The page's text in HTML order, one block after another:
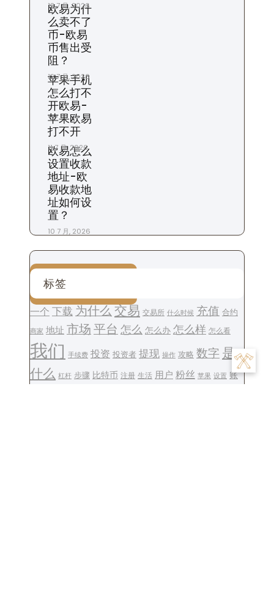
13 7 月, 2026
欧易为什
么卖不了
币-欧易
币售出受
阻？
12 7 月, 2026
苹果手机
怎么打不
开欧易-
苹果欧易
打不开
11 7 月, 2026
欧易怎么
设置收款
地址-欧
易收款地
址如何设
置？
10 7 月, 2026
标签
一个 下载 为什么 交易 交易所 什么时候 充值 合约
商家 地址 市场 平台 怎么 怎么办 怎么样 怎么看
我们 手续费 投资 投资者 提现 操作 攻略 数字 是
什么 杠杆 步骤 比特币 注册 生活 用户 粉丝 苹果 设置 账